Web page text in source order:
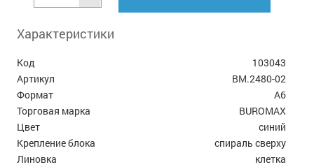
Характеристики
Код
103043
Артикул
BM.2480-02
Формат
А6
Торговая марка
BUROMAX
Цвет
синий
Крепление блока
спираль сверху
Линовка
клетка